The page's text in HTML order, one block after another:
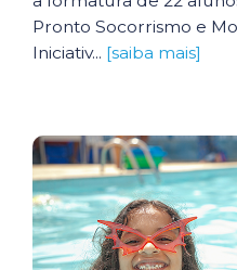
Pronto Socorrismo e
Iniciativ... [saiba mais]